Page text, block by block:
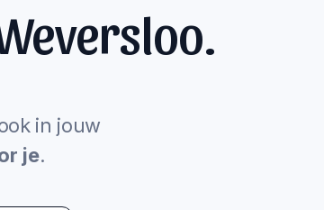
Lees nu: De impact van SEO in
in jouw
je.